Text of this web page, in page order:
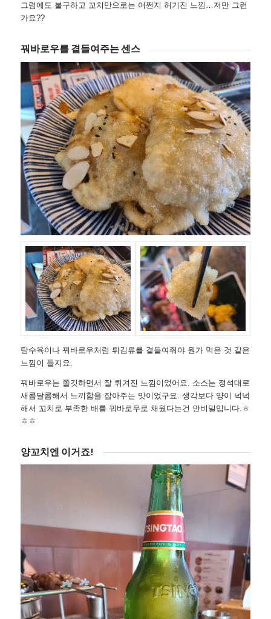
그럼에도 불구하고 꼬치만으로는 어쩐지 허기진 느낌…저만 그런
가요??
꿔바로우를 곁들여주는 센스
탕수육이나 꿔바로우처럼 튀김류를 곁들여줘야 뭔가 먹은 것 같은
느낌이 들지요.
꿔바로우는 쫄깃하면서 잘 튀겨진 느낌이었어요. 소스는 정석대로
새콤달콤해서 느끼함을 잡아주는 맛이었구요. 생각보다 양이 넉넉
해서 꼬치로 부족한 배를 꿔바로우로 채웠다는건 안비밀입니다.ㅎ
ㅎㅎ
양꼬치엔 이거죠!